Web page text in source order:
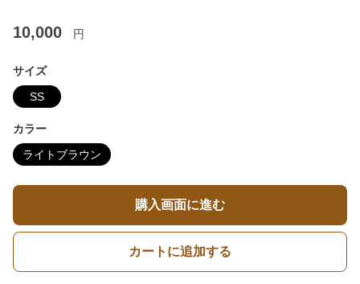
10,000 円
サイズ
SS
カラー
ライトブラウン
購入画面に進む
カートに追加する